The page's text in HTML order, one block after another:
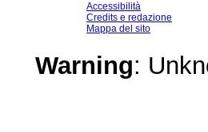
Accessibilità
Credits e redazione
Mappa del sito
Warning: